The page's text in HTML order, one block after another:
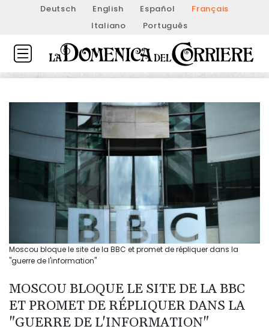
Deutsch English Español
Français
Italiano
Português
Moscou bloque le site de la BBC et promet de répliquer dans la
"guerre de l'information"
MOSCOU BLOQUE LE SITE DE LA BBC
ET PROMET DE RÉPLIQUER DANS LA
"GUERRE DE L'INFORMATION"